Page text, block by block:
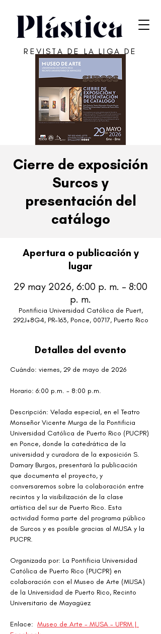
REVISTA DE LA LIGA DE
ARTE DE SAN JUAN
Cierre de exposición
Surcos y
presentación del
catálogo
Apertura o publicación y
lugar
29 may 2026, 6:00 p. m. – 8:00
p. m.
Pontificia Universidad Católica de Puert,
292J+8G4, PR-163, Ponce, 00717, Puerto Rico
Detalles del evento
Cuándo: viernes, 29 de mayo de 2026
Horario: 6:00 p.m. - 8:00 p.m.
Descripción: Velada especial, en el Teatro
Monseñor Vicente Murga de la Pontificia
Universidad Católica de Puerto Rico (PUCPR)
en Ponce, donde la catedrática de la
universidad y curadora de la exposición S.
Damary Burgos, presentará la publicación
que documenta el proyecto, y
conversaremos sobre la colaboración entre
recintos y la visibilización de la clase
artística del sur de Puerto Rico. Esta
actividad forma parte del programa público
de Surcos y es posible gracias al MUSA y la
PUCPR.
Organizada por: La Pontificia Universidad
Católica de Puerto Rico (PUCPR) en
colaboración con el Museo de Arte (MUSA)
de la Universidad de Puerto Rico, Recinto
Universitario de Mayagüez
Enlace: Museo de Arte - MUSA - UPRM |